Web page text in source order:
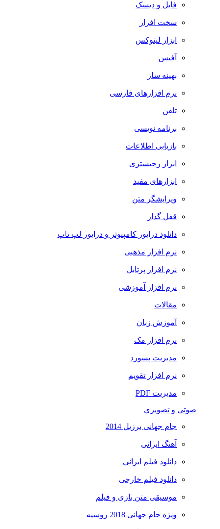
فایل و دیسک
سخت افزار
ابزار لینوکس
آفیس
بهینه ساز
نرم افزارهای فارسی
تلفن
برنامه نویسی
بازیابی اطلاعات
ابزار رجیستری
ابزارهای مفید
ویرایشگر متن
قفل گذار
دانلود درایور کامپیوتر و درایور لپ تاپ
نرم افزار مذهبی
نرم افزار پرتابل
نرم افزار آموزشی
مقالات
آموزش زبان
نرم افزار مک
مدیریت پسورد
نرم افزار تقویم
مدیریت PDF
صوتی و تصویری
جام جهانی برزیل 2014
آهنگ ایرانی
دانلود فیلم ایرانی
دانلود فیلم خارجی
موسیقی متن بازی و فیلم
ویژه جام جهانی 2018 روسیه